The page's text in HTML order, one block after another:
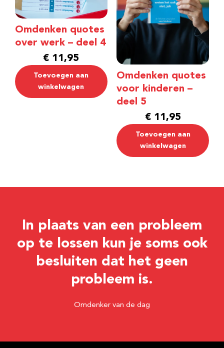
Omdenken quotes
over werk – deel 4
€ 11,95
Toevoegen aan
winkelwagen
Omdenken quotes
voor kinderen –
deel 5
€11,95
Toevoegen aan
winkelwagen
In plaats van een probleem
op te lossen kun je soms ook
besluiten dat het geen
probleem is.
Omdenker van de dag